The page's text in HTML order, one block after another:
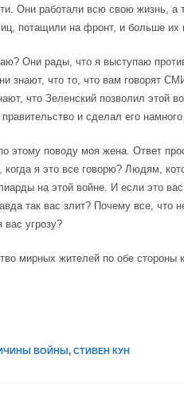
Они работали всю свою жизнь, а
потащили на фронт, и больше их
Они рады, что я выступаю
знают, что то, что вам говорят
что Зеленский позволил этой
и сделал его
этому поводу моя жена. Ответ
я это все говорю? Людям,
на этой войне. И если это
так вас злит? Почему все, что
угрозу?
мирных жителей по обе стороны
ВОЙНЫ, СТИВЕН КУН